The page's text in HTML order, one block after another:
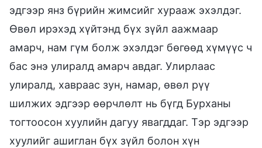
эдгээр янз бүрийн жимсийг хурааж эхэлдэг.
Өвөл ирэхэд хүйтэнд бүх зүйл аажмаар
амарч, нам гүм болж эхэлдэг бөгөөд хүмүүс ч
бас энэ улиралд амарч авдаг. Улирлаас
улиралд, хавраас зун, намар, өвөл рүү
шилжих эдгээр өөрчлөлт нь бүгд Бурханы
тогтоосон хуулийн дагуу явагддаг. Тэр эдгээр
хуулийг ашиглан бүх зүйл болон хүн